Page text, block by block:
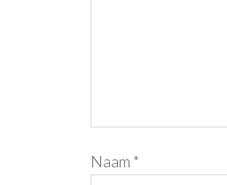
Naam *